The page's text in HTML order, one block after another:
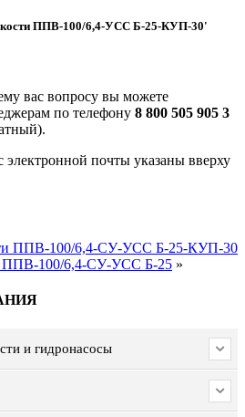
ППВ-100/6,4-УСС Б-25-КУП-30'
вас вопросу вы можете
по телефону 8 800 505 905 3
почты указаны вверху
ППВ-100/6,4-СУ-УСС Б-25-КУП-30
ППВ-100/6,4-СУ-УСС Б-25 »
и гидронасосы